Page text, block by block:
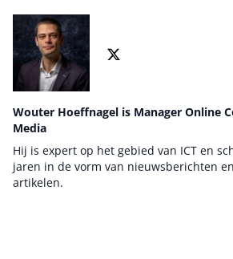
Wouter Hoeffnagel is Manager Online
Media
Hij is expert op het gebied van ICT en
jaren in de vorm van nieuwsberichten
artikelen.